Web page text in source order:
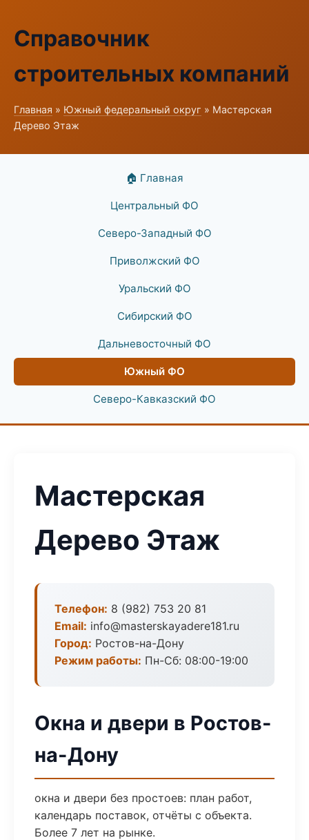
Справочник
строительных компаний
Главная » Южный федеральный округ » Мастерская
Дерево Этаж
🏠 Главная
Центральный ФО
Северо-Западный ФО
Приволжский ФО
Уральский ФО
Сибирский ФО
Дальневосточный ФО
Южный ФО
Северо-Кавказский ФО
Мастерская
Дерево Этаж
Телефон: 8 (982) 753 20 81
Email: info@masterskayadere181.ru
Город: Ростов-на-Дону
Режим работы: Пн-Сб: 08:00-19:00
Окна и двери в Ростов-
на-Дону
окна и двери без простоев: план работ,
календарь поставок, отчёты с объекта.
Более 7 лет на рынке.